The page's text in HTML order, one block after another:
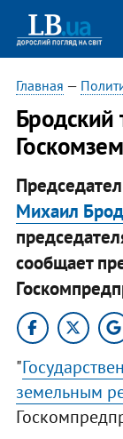
Главная —
Бродский
Михаил
сообщает
"
земельным